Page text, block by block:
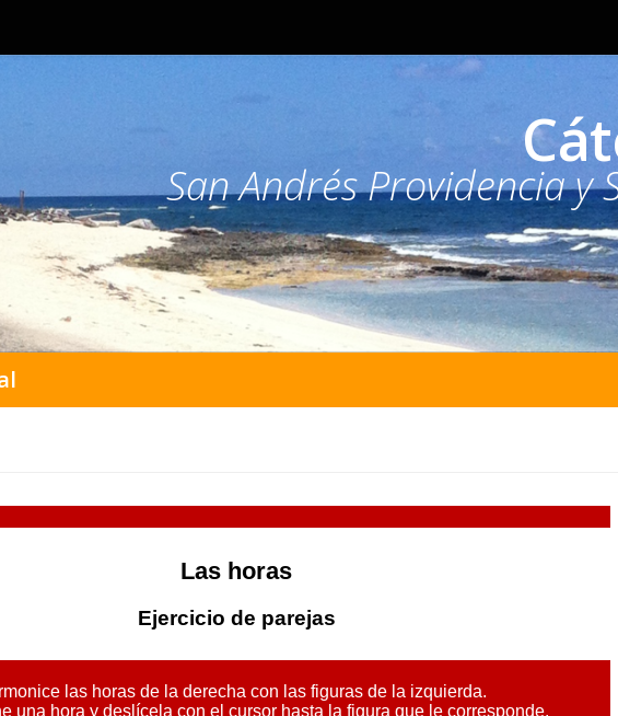
San Andrés Providencia y